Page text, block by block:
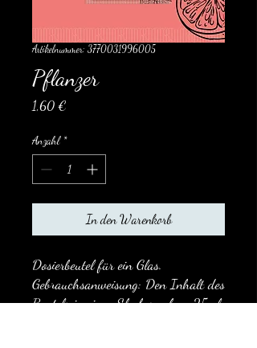
Artikelnummer: 3770031996005
Pflanzer
1,60 €
Anzahl *
In den Warenkorb
Dosierbeutel für ein Glas.
Gebrauchsanweisung: Den Inhalt des
Beutels in einen Shaker geben, 25 cl